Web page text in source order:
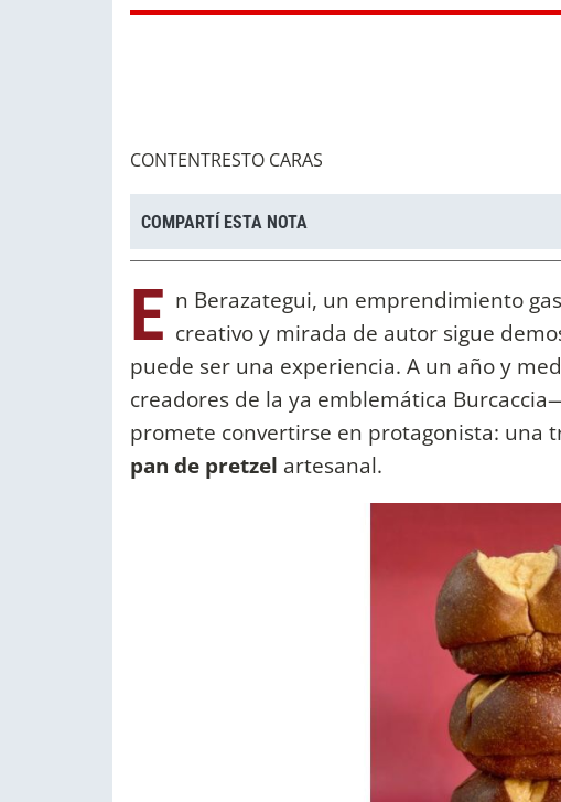
CONTENTRESTO CARAS
COMPARTÍ ESTA NOTA
E n Berazategui, un emprendimiento
creativo y mirada de autor sigue
puede ser una experiencia. A un año y
creadores de la ya emblemática
promete convertirse en protagonista: una
pan de pretzel artesanal.